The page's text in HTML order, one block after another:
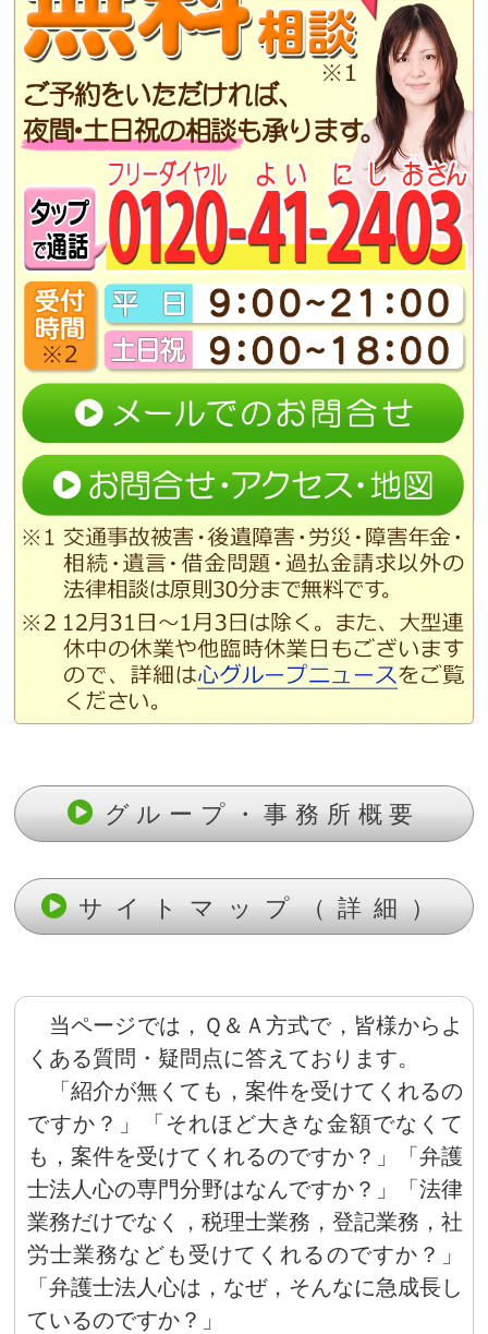
グループ・事務所概要
サイトマップ（詳細）
当ページでは，Ｑ＆Ａ方式で，皆様からよ
くある質問・疑問点に答えております。
「紹介が無くても，案件を受けてくれるの
ですか？」「それほど大きな金額でなくて
も，案件を受けてくれるのですか？」「弁護
士法人心の専門分野はなんですか？」「法律
業務だけでなく，税理士業務，登記業務，社
労士業務なども受けてくれるのですか？」
「弁護士法人心は，なぜ，そんなに急成長し
ているのですか？」